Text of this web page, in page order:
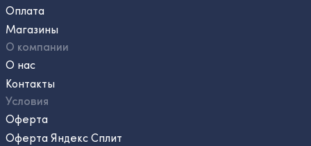
Оплата
Магазины
О компании
О нас
Контакты
Условия
Оферта
Оферта Яндекс Сплит